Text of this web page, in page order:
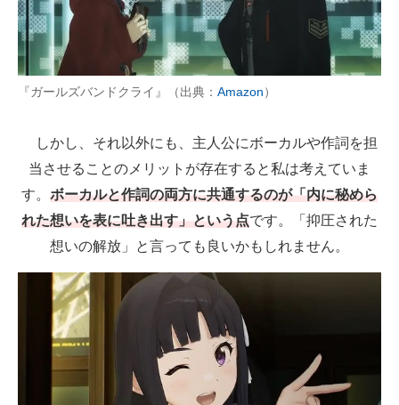
『ガールズバンドクライ』（出典： Amazon）
しかし、それ以外にも、主人公にボーカルや作詞を担
当させることのメリットが存在すると私は考えていま
す。 ボーカルと作詞の両方に共通するのが「内に秘めら
れた想いを表に吐き出す」という点です。「抑圧された
想いの解放」と言っても良いかもしれません。